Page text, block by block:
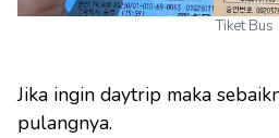
Tiket Bus
Jika ingin daytrip maka
pulangnya.